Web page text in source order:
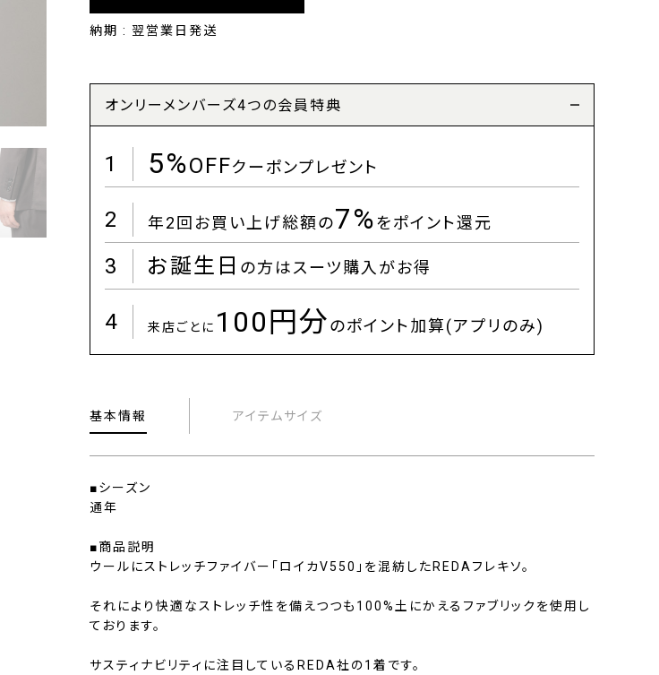
納期 : 翌営業日発送
オンリーメンバーズ4つの会員特典
1 5%OFFクーポンプレゼント
2 年2回お買い上げ総額の7%をポイント還元
3 お誕生日 の方はスーツ購入がお得
4 来店ごとに 100円分のポイント加算(アプリのみ)
基本情報 アイテムサイズ
■シーズン
通年
■商品説明
ウールにストレッチファイバー「ロイカV550」を混紡したREDAフレキソ。
それにより快適なストレッチ性を備えつつも100%土にかえるファブリックを使用し
ております。
サスティナビリティに注目しているREDA社の1着です。